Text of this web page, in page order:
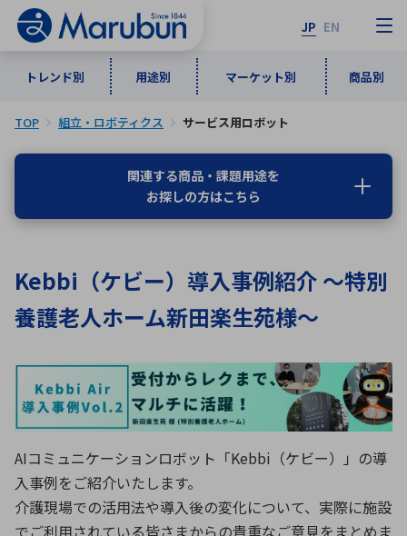
JP EN
トレンド別 用途別 マーケット別 商品別
トレンド別
インダストリアルDXソリューション
5G・Local 5G
ロボティクス（AI）
データセンタ・クラウド
用途別
通信・ネットワーク
監視・セキュリティ
品質管理・検査
接着・接合
マーケット別
情報通信 宇宙・防衛
民生 医療
商品別
計測・測定・表示機器 検査・分析機器
ICTソリューション 組立・ロボティクス
レーザー・光学部品 組込コンピュータ
メーカ一覧
な行
は行 ま行
や行
ら行
わ行
B C
D
E
F G
H
I
J
M
N O
P
TOP 組立・ロボティクス サービス用ロボット
関連する商品・課題用途を
お探しの方はこちら
Kebbi（ケビー）導入事例紹介 ～特別
養護老人ホーム新田楽生苑様～
AIコミュニケーションロボット「Kebbi（ケビー）」の導
入事例をご紹介いたします。
介護現場での活用法や導入後の変化について、実際に施設
でご利用されている皆さまからの貴重なご意見をまとめま